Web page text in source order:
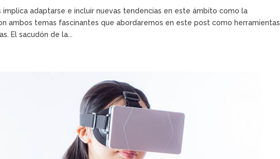
implica adaptarse e incluir nuevas tendencias en este ámbito como la
ambos temas fascinantes que abordaremos en este post como herramientas
El sacudón de la...